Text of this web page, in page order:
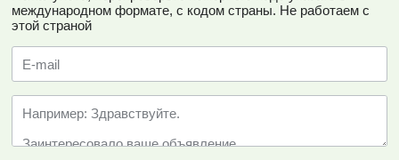
международном формате, с кодом страны. Не работаем с
этой страной